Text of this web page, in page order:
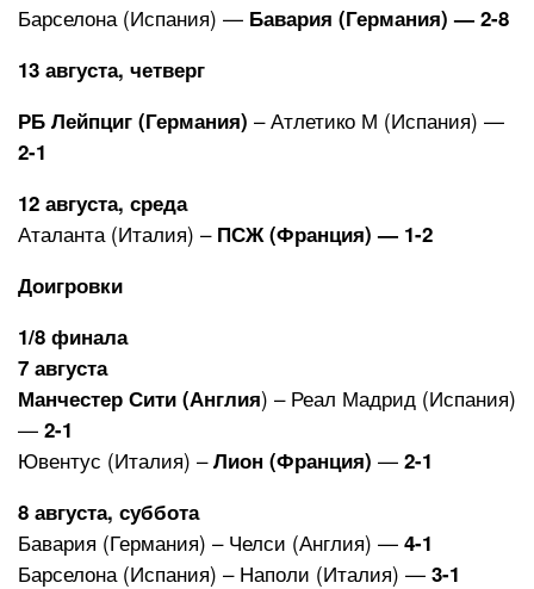
Барселона (Испания) — Бавария (Германия) — 2-8
13 августа, четверг
РБ Лейпциг (Германия) – Атлетико М (Испания) —
2-1
12 августа, среда
Аталанта (Италия) – ПСЖ (Франция) — 1-2
Доигровки
1/8 финала
7 августа
Манчестер Сити (Англия) – Реал Мадрид (Испания)
— 2-1
Ювентус (Италия) –Лион (Франция) — 2-1
8 августа, суббота
Бавария (Германия) – Челси (Англия) — 4-1
Барселона (Испания) – Наполи (Италия) — 3-1